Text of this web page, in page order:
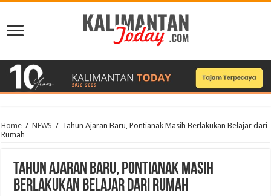
Home / NEWS / Tahun Ajaran Baru, Pontianak Masih Berlakukan Belajar dari
Rumah
Tahun Ajaran Baru, Pontianak Masih
Berlakukan Belajar dari Rumah